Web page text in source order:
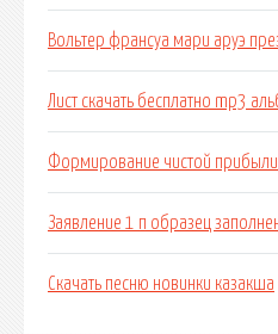
Вольтер франсуа мари аруэ
Лист скачать бесплатно mp3
Формирование чистой
Заявление 1 п образец
Скачать песню новинки казакша